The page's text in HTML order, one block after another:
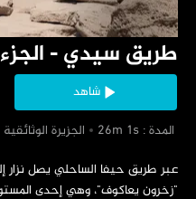
‏طريق سيدي - الجزء 7
شاهد
‏ المدة : 26m 1s
‏الجزيرة الوثائقية